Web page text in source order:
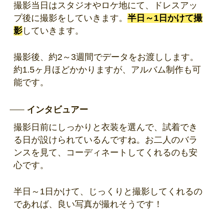
撮影当日はスタジオやロケ地にて、ドレスアッ
プ後に撮影をしていきます。 半日～1日かけて撮
影 していきます。
撮影後、約2～3週間でデータをお渡しします。
約1.5ヶ月ほどかかりますが、アルバム制作も可
能です。
インタビュアー
撮影日前にしっかりと衣装を選んで、試着でき
る日が設けられているんですね。お二人のバラ
ンスを見て、コーディネートしてくれるのも安
心です。
半日～1日かけて、じっくりと撮影してくれるの
であれば、良い写真が撮れそうです！